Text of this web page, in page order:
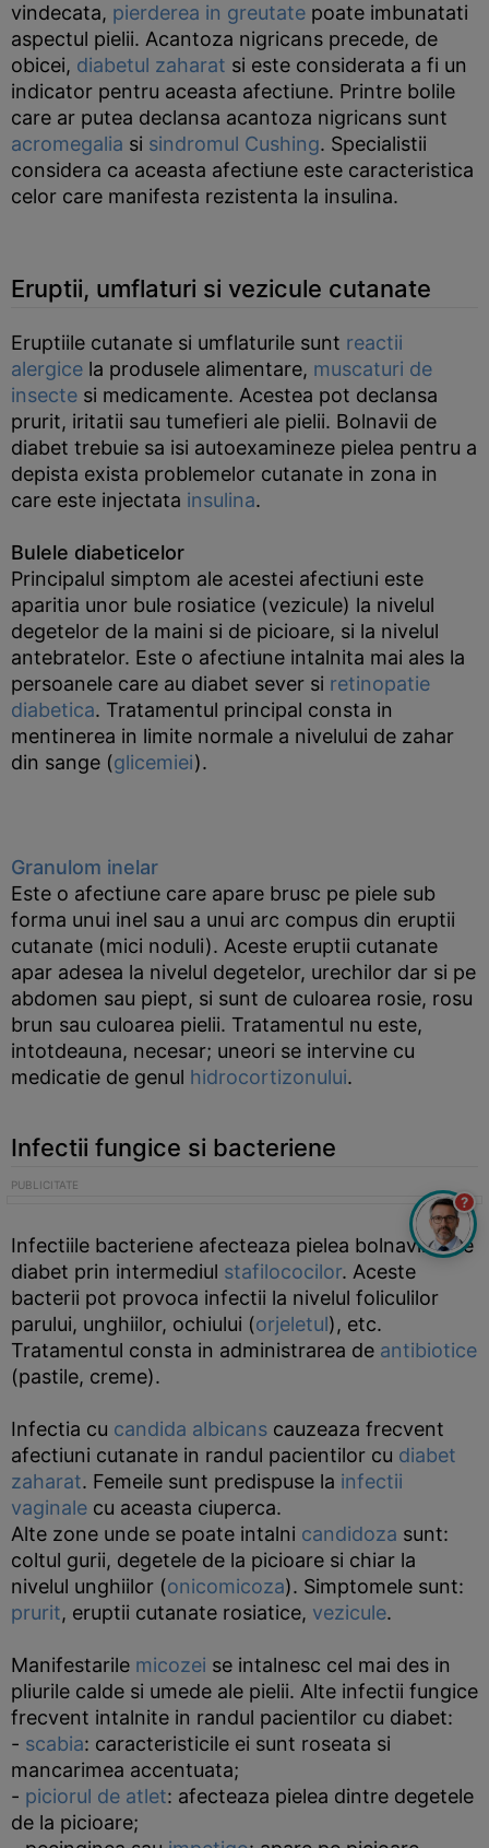
vindecata, pierderea in greutate poate imbunatati
aspectul pielii. Acantoza nigricans precede, de
obicei, diabetul zaharat si este considerata a fi un
indicator pentru aceasta afectiune. Printre bolile
care ar putea declansa acantoza nigricans sunt
acromegalia si sindromul Cushing. Specialistii
considera ca aceasta afectiune este caracteristica
celor care manifesta rezistenta la insulina.
Eruptii, umflaturi si vezicule cutanate
Eruptiile cutanate si umflaturile sunt reactii
alergice la produsele alimentare, muscaturi de
insecte si medicamente. Acestea pot declansa
prurit, iritatii sau tumefieri ale pielii. Bolnavii de
diabet trebuie sa isi autoexamineze pielea pentru a
depista exista problemelor cutanate in zona in
care este injectata insulina.
Bulele diabeticelor
Principalul simptom ale acestei afectiuni este
aparitia unor bule rosiatice (vezicule) la nivelul
degetelor de la maini si de picioare, si la nivelul
antebratelor. Este o afectiune intalnita mai ales la
persoanele care au diabet sever si retinopatie
diabetica. Tratamentul principal consta in
mentinerea in limite normale a nivelului de zahar
din sange (glicemiei).
Granulom inelar
Este o afectiune care apare brusc pe piele sub
forma unui inel sau a unui arc compus din eruptii
cutanate (mici noduli). Aceste eruptii cutanate
apar adesea la nivelul degetelor, urechilor dar si pe
abdomen sau piept, si sunt de culoarea rosie, rosu
brun sau culoarea pielii. Tratamentul nu este,
intotdeauna, necesar; uneori se intervine cu
medicatie de genul hidrocortizonului.
Infectii fungice si bacteriene
Infectiile bacteriene afecteaza pielea bolnavilor de
diabet prin intermediul stafilococilor. Aceste
bacterii pot provoca infectii la nivelul foliculilor
parului, unghiilor, ochiului (orjeletul), etc.
Tratamentul consta in administrarea de antibiotice
(pastile, creme).
Infectia cu candida albicans cauzeaza frecvent
afectiuni cutanate in randul pacientilor cu diabet
zaharat. Femeile sunt predispuse la infectii
vaginale cu aceasta ciuperca.
Alte zone unde se poate intalni candidoza sunt:
coltul gurii, degetele de la picioare si chiar la
nivelul unghiilor (onicomicoza). Simptomele sunt:
prurit, eruptii cutanate rosiatice, vezicule.
Manifestarile micozei se intalnesc cel mai des in
pliurile calde si umede ale pielii. Alte infectii fungice
frecvent intalnite in randul pacientilor cu diabet:
- scabia: caracteristicile ei sunt roseata si
mancarimea accentuata;
- piciorul de atlet: afecteaza pielea dintre degetele
de la picioare;
?